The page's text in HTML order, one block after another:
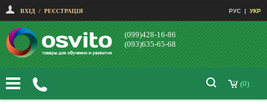
ВХІД / РЕЄСТРАЦІЯ РУС | УКР
(099)428-16-86
(093)635-65-68
(0)